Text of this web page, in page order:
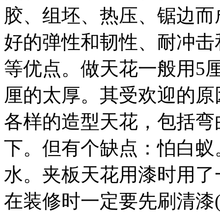
胶、组坯、热压、锯边
好的弹性和韧性、耐冲
等优点。做天花一般用5
厘的太厚。其受欢迎的
各样的造型天花，包括
下。但有个缺点：怕白
水。夹板天花用漆时用
在装修时一定要先刷清